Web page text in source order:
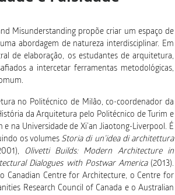
Misunderstanding propõe criar um espaço de
abordagem de natureza interdisciplinar. Em
de elaboração, os estudantes de arquitetura,
a intercetar ferramentas metodológicas,
no Politécnico de Milão, co-coordenador da
da Arquitetura pelo Politécnico de Turim e
na Universidade de Xi’an Jiaotong-Liverpool. É
os volumes Storia di un’idea di architettura
Olivetti Builds: Modern Architecture in
Dialogues with Postwar America(2013).
Canadian Centre for Architecture, o Centre for
Research Council of Canada e o Australian